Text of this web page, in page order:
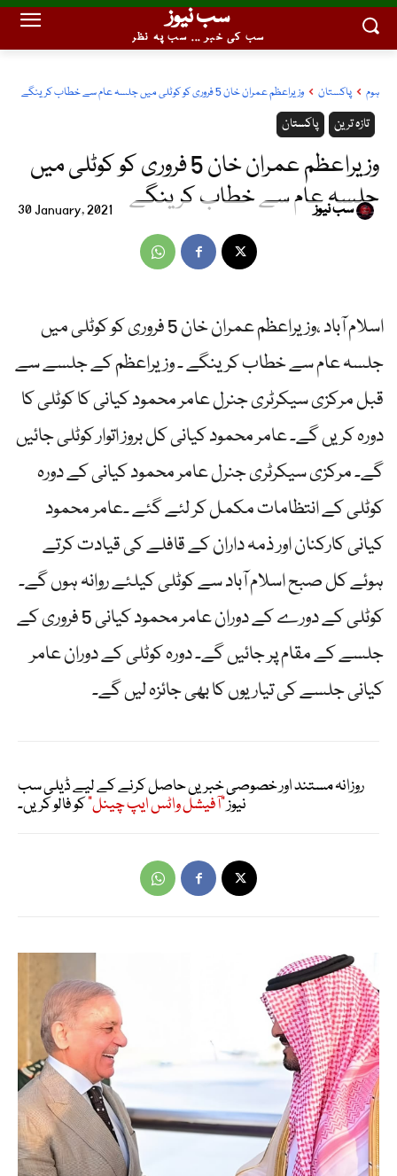
سب نیوز
سب کی خبر ... سب پہ نظر
ہوم پاکستان وزیراعظم عمران خان 5 فروری کو کوٹلی میں جلسہ عام سے خطاب کرینگے
پاکستان تازہ ترین
وزیراعظم عمران خان 5 فروری کو کوٹلی میں
جلسہ عام سے خطاب کرینگے
30 January, 2021 سب نیوز
اسلام آباد ،وزیراعظم عمران خان 5 فروری کو کوٹلی میں
جلسہ عام سے خطاب کرینگے ۔ وزیراعظم کے جلسے سے
قبل مرکزی سیکرٹری جنرل عامر محمود کیانی کا کوٹلی کا
دورہ کریں گے۔ عامر محمود کیانی کل بروز اتوار کوٹلی جائیں
گے۔ مرکزی سیکرٹری جنرل عامر محمود کیانی کے دورہ
کوٹلی کے انتظامات مکمل کر لئے گئے ۔عامر محمود
کیانی کارکنان اور ذمہ داران کے قافلے کی قیادت کرتے
ہوئے کل صبح اسلام آباد سے کوٹلی کیلئے روانہ ہوں گے۔
کوٹلی کے دورے کے دوران عامر محمود کیانی 5 فروری کے
جلسے کے مقام پر جائیں گے۔ دورہ کوٹلی کے دوران عامر
کیانی جلسے کی تیاریوں کا بھی جائزہ لیں گے۔
روزانہ مستند اور خصوصی خبریں حاصل کرنے کے لیے ڈیلی سب
نیوز"آفیشل واٹس ایپ چینل"کو فالو کریں۔